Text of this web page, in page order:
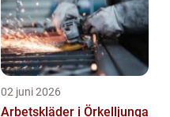
02 juni 2026
Arbetskläder i Örkelljunga